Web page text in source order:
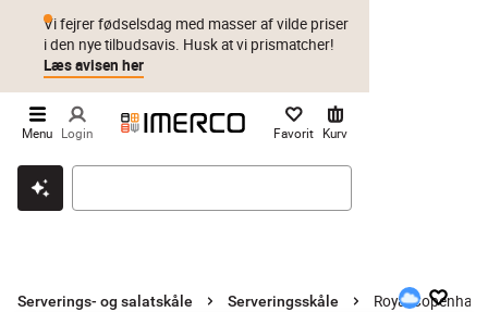
Klik & hent Byt i 1 år Prismatch
Vi fejrer fødselsdag med masser af vilde priser
i den nye tilbudsavis. Husk at vi prismatcher!
Læs avisen her
Menu Login Favorit Kurv
Serverings- og salatskåle Serveringsskåle Royal